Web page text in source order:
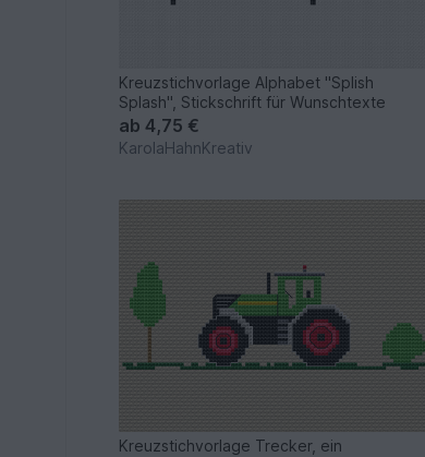
Kreuzstichvorlage Alphabet "Splish
Splash", Stickschrift für Wunschtexte
ab4,75 €
KarolaHahnKreativ
Kreuzstichvorlage Trecker, ein